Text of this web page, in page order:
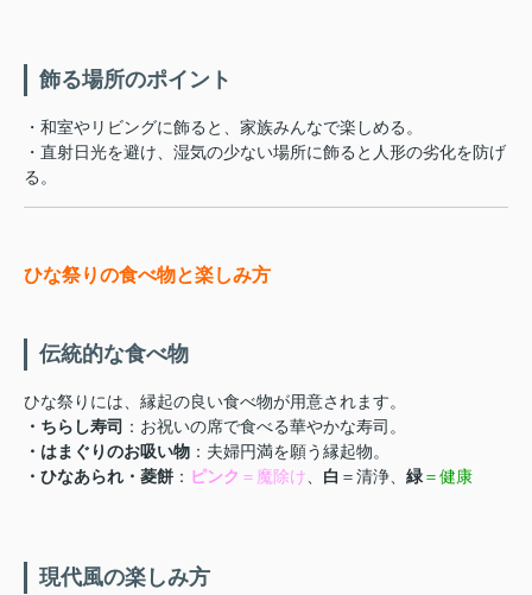
飾る場所のポイント
・和室やリビングに飾ると、家族みんなで楽しめる。
・直射日光を避け、湿気の少ない場所に飾ると人形の劣化を防げ
る。
ひな祭りの食べ物と楽しみ方
伝統的な食べ物
ひな祭りには、縁起の良い食べ物が用意されます。
・ちらし寿司 ：お祝いの席で食べる華やかな寿司。
・はまぐりのお吸い物 ：夫婦円満を願う縁起物。
・ひなあられ・菱餅 ： ピンク ＝魔除け 白 ＝清浄、 緑＝健康
現代風の楽しみ方